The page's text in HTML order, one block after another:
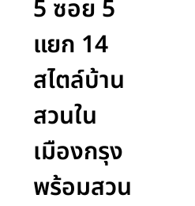
5 ซอย 5
แยก 14
สไตล์บ้าน
สวนใน
เมืองกรุง
พร้อมสวน